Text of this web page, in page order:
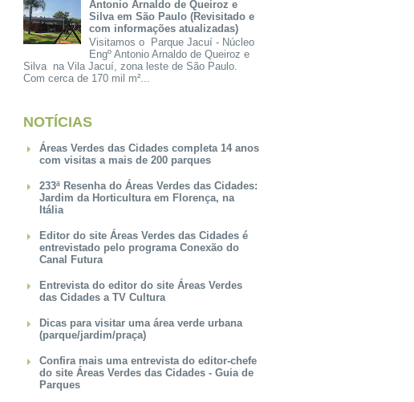
Antonio Arnaldo de Queiroz e
Silva em São Paulo (Revisitado e
com informações atualizadas)
Visitamos o Parque Jacuí - Núcleo
Engº Antonio Arnaldo de Queiroz e
Silva na Vila Jacuí, zona leste de São Paulo.
Com cerca de 170 mil m²...
NOTÍCIAS
Áreas Verdes das Cidades completa 14 anos
com visitas a mais de 200 parques
233ª Resenha do Áreas Verdes das Cidades:
Jardim da Horticultura em Florença, na
Itália
Editor do site Áreas Verdes das Cidades é
entrevistado pelo programa Conexão do
Canal Futura
Entrevista do editor do site Áreas Verdes
das Cidades a TV Cultura
Dicas para visitar uma área verde urbana
(parque/jardim/praça)
Confira mais uma entrevista do editor-chefe
do site Áreas Verdes das Cidades - Guia de
Parques